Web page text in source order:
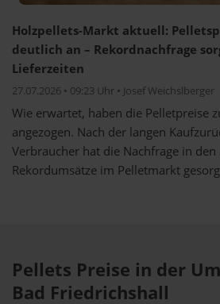
Holzpellets-Markt aktuell:
deutlich an – Rekordnachfrage
Lieferzeiten
27.07.2026 • 09:23 Uhr • Josef Weichslberger
Wie erwartet, haben die Pelletpreise
angezogen. Nach der langen
Verbraucher hat die Nachfrage in
Rekordumsätze im Pelletmarkt
Pellets Preise in der
Bad Friedrichshall